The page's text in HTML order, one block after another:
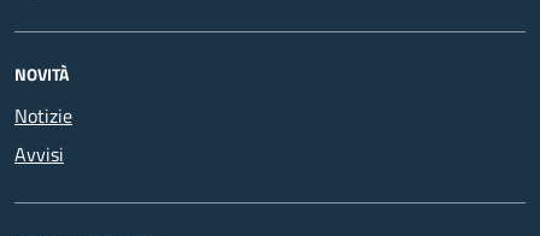
NOVITÀ
Notizie
Avvisi